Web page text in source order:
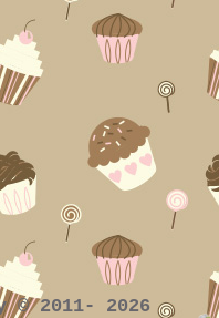
© 2011- 2026